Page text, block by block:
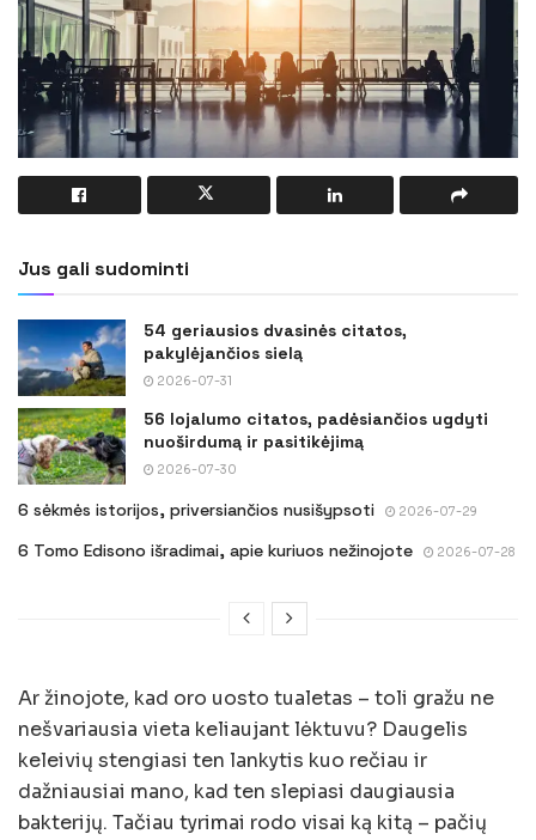
Jus gali sudominti
54 geriausios dvasinės citatos,
pakylėjančios sielą
2026-07-31
56 lojalumo citatos, padėsiančios ugdyti
nuoširdumą ir pasitikėjimą
2026-07-30
6 sėkmės istorijos, priversiančios nusišypsoti 2026-07-29
6 Tomo Edisono išradimai, apie kuriuos nežinojote 2026-07-28
Ar žinojote, kad oro uosto tualetas – toli gražu ne
nešvariausia vieta keliaujant lėktuvu? Daugelis
keleivių stengiasi ten lankytis kuo rečiau ir
dažniausiai mano, kad ten slepiasi daugiausia
bakterijų. Tačiau tyrimai rodo visai ką kitą – pačių